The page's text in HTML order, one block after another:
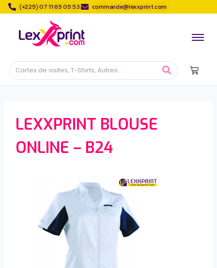
(+225) 07 11 65 05 53 commande@lexxprint.com
LEXXPRINT BLOUSE
ONLINE – B24